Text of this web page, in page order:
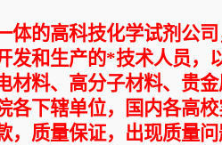
的高科技化学试剂公
发和生产的*技术人员，
料、高分子材料、贵
下辖单位，国内各高
质量保证，出现质量